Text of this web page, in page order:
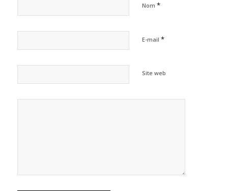
Nom *
E-mail *
Site web